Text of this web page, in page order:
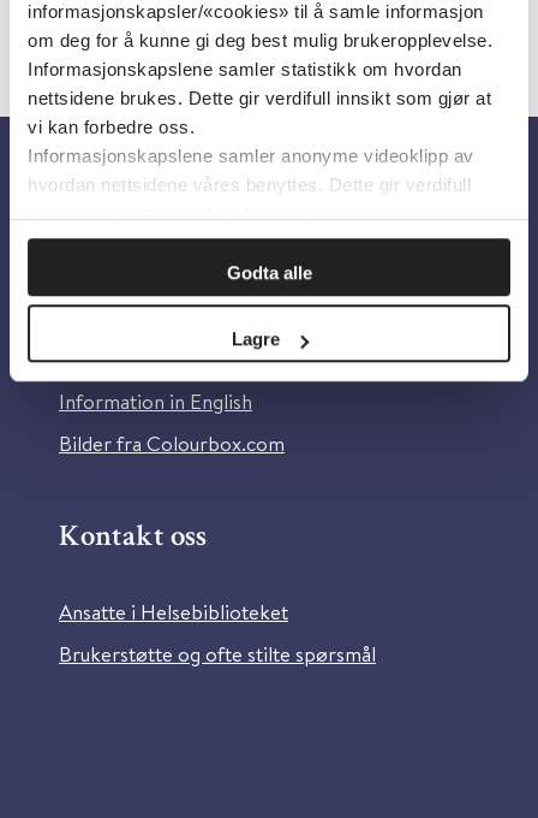
informasjonskapsler/«cookies» til å samle informasjon
om deg for å kunne gi deg best mulig brukeropplevelse.
Informasjonskapslene samler statistikk om hvordan
nettsidene brukes. Dette gir verdifull innsikt som gjør at
vi kan forbedre oss.
Informasjonskapslene samler anonyme videoklipp av
hvordan nettsidene våres benyttes. Dette gir verdifull
Godta alle
Lagre
Om oss
Om Helsebiblioteket
Personvern og informasjonskapsler
Tilgjengelighetserklæring
Information in English
Bilder fra Colourbox.com
Kontakt oss
Ansatte i Helsebiblioteket
Brukerstøtte og ofte stilte spørsmål